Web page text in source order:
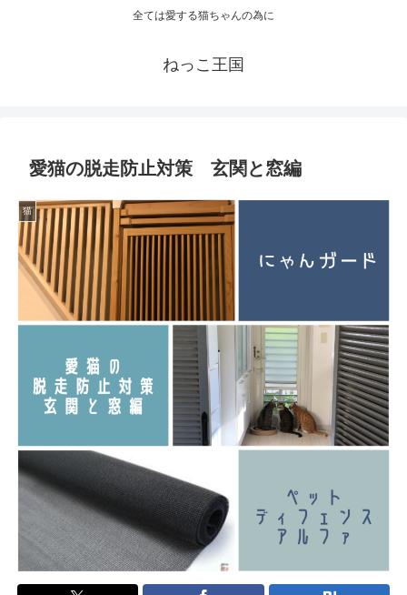
全ては愛する猫ちゃんの為に
ねっこ王国
愛猫の脱走防止対策 玄関と窓編
猫